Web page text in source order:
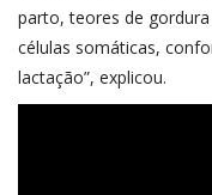
parto, teores de
células somáticas,
lactação”, explicou.